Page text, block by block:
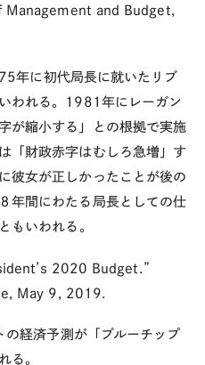
Management and Budget,
年に初代局長に就いたリブ
われる。
1981 年にレーガン
が縮小する」との根拠で実施
「財政赤字はむしろ急増」す
彼女が正しかったことが後の
年間にわたる局長としての仕
もいわれる。
2020 Budget.”
May 9, 2019.
の経済予測が「ブルーチップ
る。